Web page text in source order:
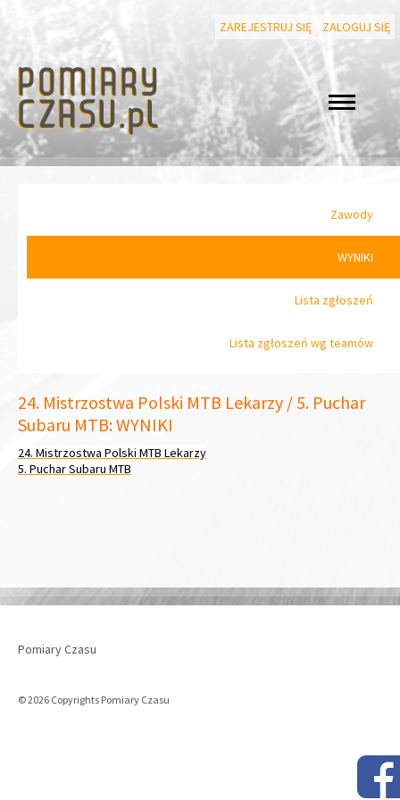
ZAREJESTRUJ SIĘ ZALOGUJ SIĘ
Zawody
WYNIKI
Lista zgłoszeń
Lista zgłoszeń wg teamów
24. Mistrzostwa Polski MTB Lekarzy / 5. Puchar
Subaru MTB: WYNIKI
24. Mistrzostwa Polski MTB Lekarzy
5. Puchar Subaru MTB
Pomiary Czasu
© 2026 Copyrights Pomiary Czasu